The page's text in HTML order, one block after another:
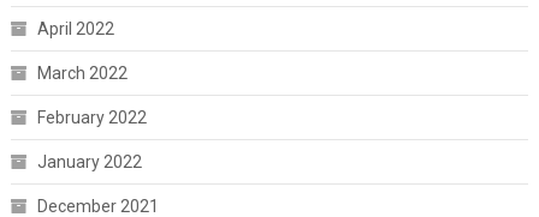
April 2022
March 2022
February 2022
January 2022
December 2021